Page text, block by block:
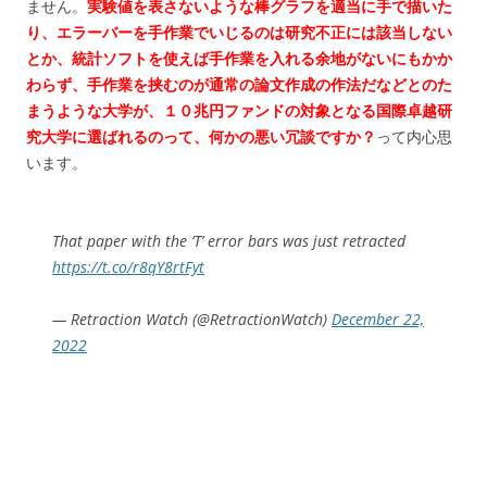
ません。 実験値を表さないような棒グラフを適当に手で描いた
り、エラーバーを手作業でいじるのは研究不正には該当しない
とか、統計ソフトを使えば手作業を入れる余地がないにもかか
わらず、手作業を挟むのが通常の論文作成の作法だなどとのた
まうような大学が、１０兆円ファンドの対象となる国際卓越研
究大学に選ばれるのって、何かの悪い冗談ですか？ って内心思
います。
That paper with the ‘T’ error bars was just retracted
https://t.co/r8qY8rtFyt
— Retraction Watch (@RetractionWatch) December 22,
2022